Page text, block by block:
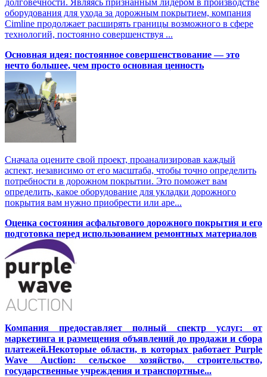
долговечности. Являясь признанным лидером в производстве
оборудования для ухода за дорожным покрытием, компания
Cimline продолжает расширять границы возможного в сфере
технологий, постоянно совершенствуя ...
Основная идея: постоянное совершенствование — это
нечто большее, чем просто основная ценность
Сначала оцените свой проект, проанализировав каждый
аспект, независимо от его масштаба, чтобы точно определить
потребности в дорожном покрытии. Это поможет вам
определить, какое оборудование для укладки дорожного
покрытия вам нужно приобрести или аре...
Оценка состояния асфальтового дорожного покрытия и его
подготовка перед использованием ремонтных материалов
Компания предоставляет полный спектр услуг: от
маркетинга и размещения объявлений до продажи и сбора
платежей.Некоторые области, в которых работает Purple
Wave Auction: сельское хозяйство, строительство,
государственные учреждения и транспортные...